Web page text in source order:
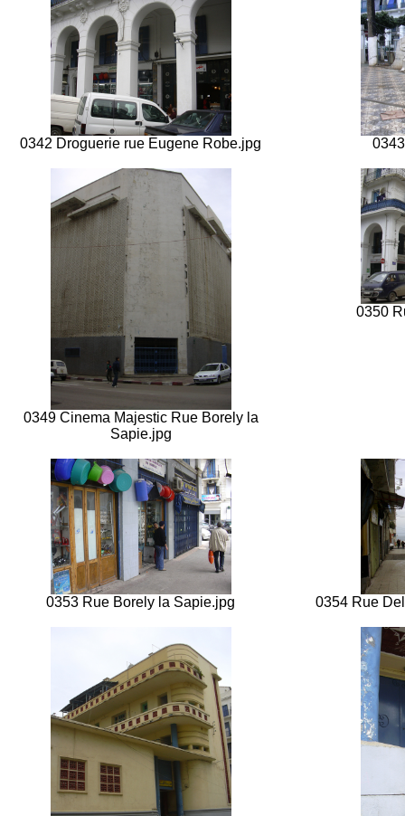
0342 Droguerie rue Eugene Robe.jpg
0349 Cinema Majestic Rue Borely la
Sapie.jpg
0350
0353 Rue Borely la Sapie.jpg 0354 Rue